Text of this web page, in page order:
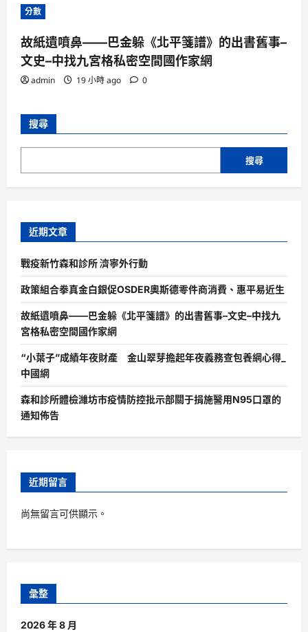
分數
故紙遺噴鼻——巴金躲《北平箋譜》的出書舊事–
文史–中找九宮格私密空間國作家網
admin 19 小時 ago 0
搜尋
搜尋
近期文章
戰疫新竹森和診所 濟寧外行動
政策組合拳真金白銀促OSDER奧斯德零件商消費、惠平易近生
故紙遺噴鼻——巴金躲《北平箋譜》的出書舊事–文史–中找九
宮格私密空間國作家網
“小葉子”成績年夜財產 金山翠芽擔起年夜義務查包養網心得_
中國網
森和診所體檢濰坊市疫情防控批示部關于捐施醫用N95口罩的
通知佈告
近期留言
尚無留言可供顯示。
彙整
2026 年 8 月